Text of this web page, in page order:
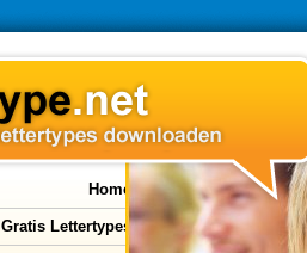
Home
Gratis Lettertypes